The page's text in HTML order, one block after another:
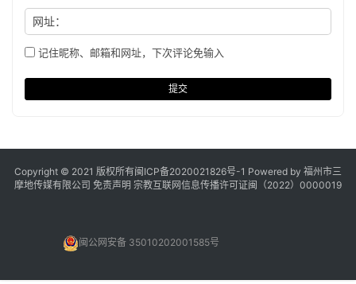
网址：
记住昵称、邮箱和网址，下次评论免输入
提交
Copyright © 2021 版权所有闽ICP备2020021826号-1 Powered by 福州市三
摩地传媒有限公司 免责声明 宗教互联网信息传播许可证闽（2022）0000019
闽公网安备 35010202001585号